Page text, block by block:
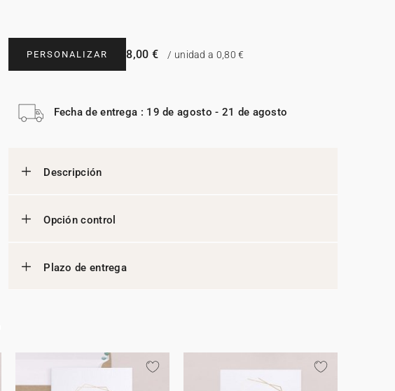
PERSONALIZAR 8,00 € / unidad a 0,80 €
Fecha de entrega : 19 de agosto - 21 de agosto
Descripción
Opción control
Plazo de entrega